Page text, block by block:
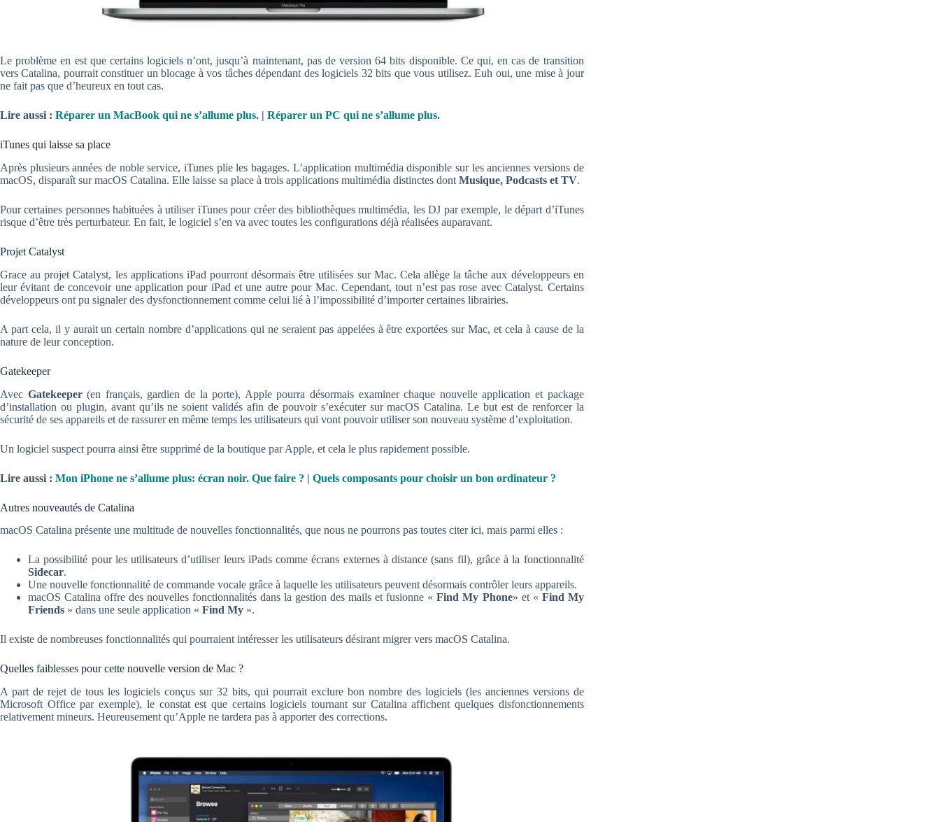
Le problème en est que certains logiciels n’ont, jusqu’à maintenant, pas de version 64 bits disponible. Ce qui, en cas de transition
vers Catalina, pourrait constituer un blocage à vos tâches dépendant des logiciels 32 bits que vous utilisez. Euh oui, une mise à jour
ne fait pas que d’heureux en tout cas.
Lire aussi : Réparer un MacBook qui ne s’allume plus. | Réparer un PC qui ne s’allume plus.
iTunes qui laisse sa place
Après plusieurs années de noble service, iTunes plie les bagages. L’application multimédia disponible sur les anciennes versions de
macOS, disparaît sur macOS Catalina. Elle laisse sa place à trois applications multimédia distinctes dont Musique, Podcasts et TV.
Pour certaines personnes habituées à utiliser iTunes pour créer des bibliothèques multimédia, les DJ par exemple, le départ d’iTunes
risque d’être très perturbateur. En fait, le logiciel s’en va avec toutes les configurations déjà réalisées auparavant.
Projet Catalyst
Grace au projet Catalyst, les applications iPad pourront désormais être utilisées sur Mac. Cela allège la tâche aux développeurs en
leur évitant de concevoir une application pour iPad et une autre pour Mac. Cependant, tout n’est pas rose avec Catalyst. Certains
développeurs ont pu signaler des dysfonctionnement comme celui lié à l’impossibilité d’importer certaines librairies.
A part cela, il y aurait un certain nombre d’applications qui ne seraient pas appelées à être exportées sur Mac, et cela à cause de la
nature de leur conception.
Gatekeeper
Avec Gatekeeper(en français, gardien de la porte), Apple pourra désormais examiner chaque nouvelle application et package
d’installation ou plugin, avant qu’ils ne soient validés afin de pouvoir s’exécuter sur macOS Catalina. Le but est de renforcer la
sécurité de ses appareils et de rassurer en même temps les utilisateurs qui vont pouvoir utiliser son nouveau système d’exploitation.
Un logiciel suspect pourra ainsi être supprimé de la boutique par Apple, et cela le plus rapidement possible.
Lire aussi : Mon iPhone ne s’allume plus: écran noir. Que faire ? | Quels composants pour choisir un bon ordinateur ?
Autres nouveautés de Catalina
macOS Catalina présente une multitude de nouvelles fonctionnalités, que nous ne pourrons pas toutes citer ici, mais parmi elles :
La possibilité pour les utilisateurs d’utiliser leurs iPads comme écrans externes à distance (sans fil), grâce à la fonctionnalité
Sidecar.
Une nouvelle fonctionnalité de commande vocale grâce à laquelle les utilisateurs peuvent désormais contrôler leurs appareils.
macOS Catalina offre des nouvelles fonctionnalités dans la gestion des mails et fusionne «Find My Phone» et « Find My
Friends » dans une seule application « Find My ».
Il existe de nombreuses fonctionnalités qui pourraient intéresser les utilisateurs désirant migrer vers macOS Catalina.
Quelles faiblesses pour cette nouvelle version de Mac ?
A part de rejet de tous les logiciels conçus sur 32 bits, qui pourrait exclure bon nombre des logiciels (les anciennes versions de
Microsoft Office par exemple), le constat est que certains logiciels tournant sur Catalina affichent quelques disfonctionnements
relativement mineurs. Heureusement qu’Apple ne tardera pas à apporter des corrections.